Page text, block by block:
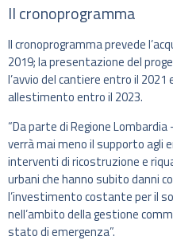
Il cronoprogramma
II cronoprogramma prevede
2019; la presentazione del
l’avvio del cantiere entro il 2021
allestimento entro il 2023.
“Da parte di Regione
verrà mai meno il supporto agli
interventi di ricostruzione e
urbani che hanno subito danni
l’investimento costante per il
nell’ambito della gestione
stato di emergenza”.